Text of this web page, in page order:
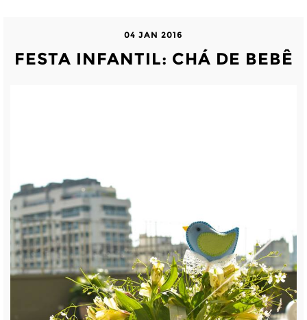
04 JAN 2016
FESTA INFANTIL: CHÁ DE BEBÊ